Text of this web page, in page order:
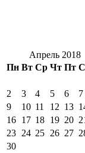
Апрель 2018
Пн Вт Ср Чт Пт
2
3 4 5 6 7
9
10 11 12 13
16 17 18 19 20
23 24 25 26 27
30